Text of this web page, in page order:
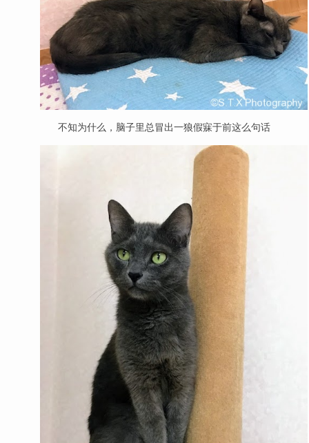
不知为什么，脑子里总冒出一狼假寐于前这么句话